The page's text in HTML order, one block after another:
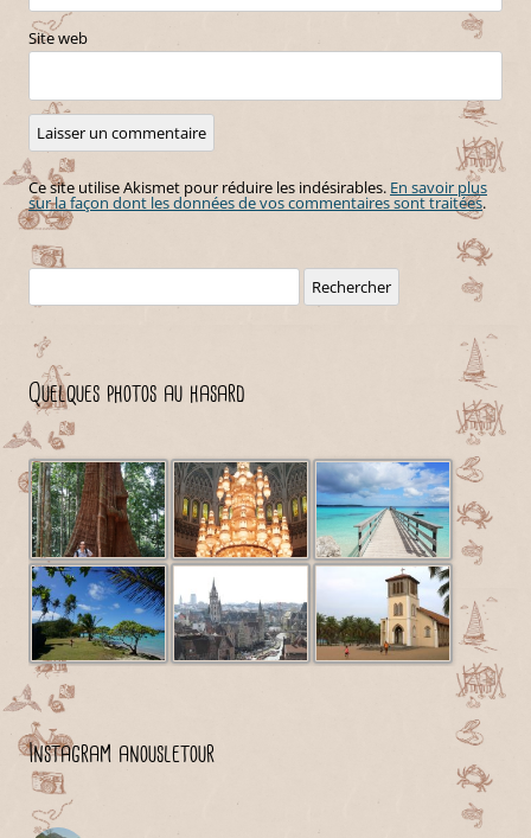
Site web
Ce site utilise Akismet pour réduire les indésirables. En savoir plus
sur la façon dont les données de vos commentaires sont traitées.
Quelques photos au hasard
Instagram anousletour